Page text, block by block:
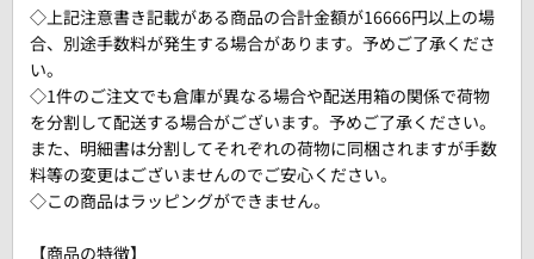
◇上記注意書き記載がある商品の合計金額が16666円以上の場
合、別途手数料が発生する場合があります。予めご了承くださ
い。
◇1件のご注文でも倉庫が異なる場合や配送用箱の関係で荷物
を分割して配送する場合がございます。予めご了承ください。
また、明細書は分割してそれぞれの荷物に同梱されますが手数
料等の変更はございませんのでご安心ください。
◇この商品はラッピングができません。
【商品の特徴】